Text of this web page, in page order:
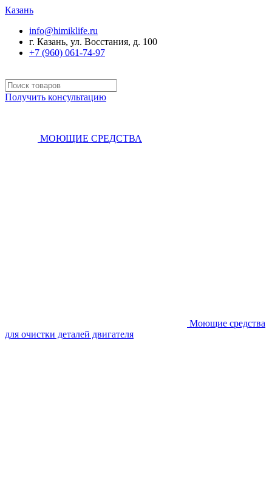
Казань
info@himiklife.ru
г. Казань, ул. Восстания, д. 100
+7 (960) 061-74-97
Получить консультацию
МОЮЩИЕ СРЕДСТВА
Моющие средства
для очистки деталей двигателя